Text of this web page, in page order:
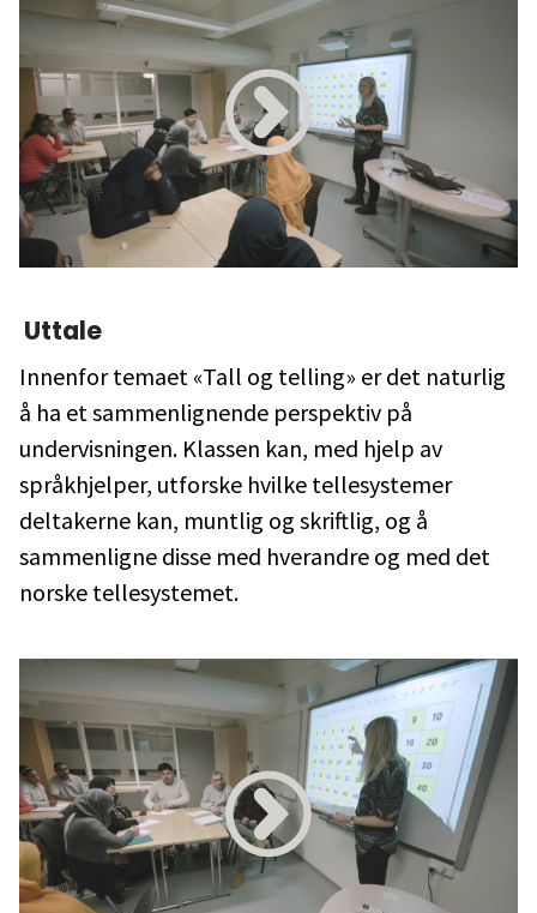
Uttale
Innenfor temaet «Tall og telling» er det naturlig
å ha et sammenlignende perspektiv på
undervisningen. Klassen kan, med hjelp av
språkhjelper, utforske hvilke tellesystemer
deltakerne kan, muntlig og skriftlig, og å
sammenligne disse med hverandre og med det
norske tellesystemet.